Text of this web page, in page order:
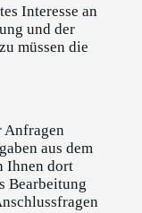
Interesse an
und der
müssen die
Anfragen
aus dem
Ihnen dort
Bearbeitung